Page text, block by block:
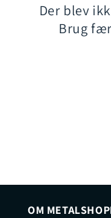
Der blev
Brug
OM